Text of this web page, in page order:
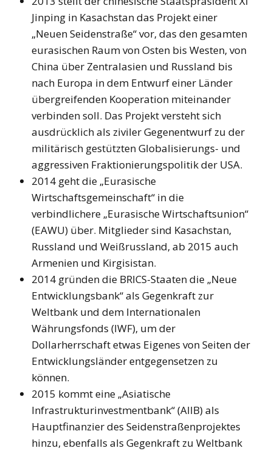
Jinping in Kasachstan das Projekt einer
„Neuen Seidenstraße“ vor, das den gesamten
eurasischen Raum von Osten bis Westen, von
China über Zentralasien und Russland bis
nach Europa in dem Entwurf einer Länder
übergreifenden Kooperation miteinander
verbinden soll. Das Projekt versteht sich
ausdrücklich als ziviler Gegenentwurf zu der
militärisch gestützten Globalisierungs- und
aggressiven Fraktionierungspolitik der USA.
2014 geht die „Eurasische
Wirtschaftsgemeinschaft“ in die
verbindlichere „Eurasische Wirtschaftsunion“
(EAWU) über. Mitglieder sind Kasachstan,
Russland und Weißrussland, ab 2015 auch
Armenien und Kirgisistan.
2014 gründen die BRICS-Staaten die „Neue
Entwicklungsbank“ als Gegenkraft zur
Weltbank und dem Internationalen
Währungsfonds (IWF), um der
Dollarherrschaft etwas Eigenes von Seiten der
Entwicklungsländer entgegensetzen zu
können.
2015 kommt eine „Asiatische
Infrastrukturinvestmentbank“ (AIIB) als
Hauptfinanzier des Seidenstraßenprojektes
hinzu, ebenfalls als Gegenkraft zu Weltbank